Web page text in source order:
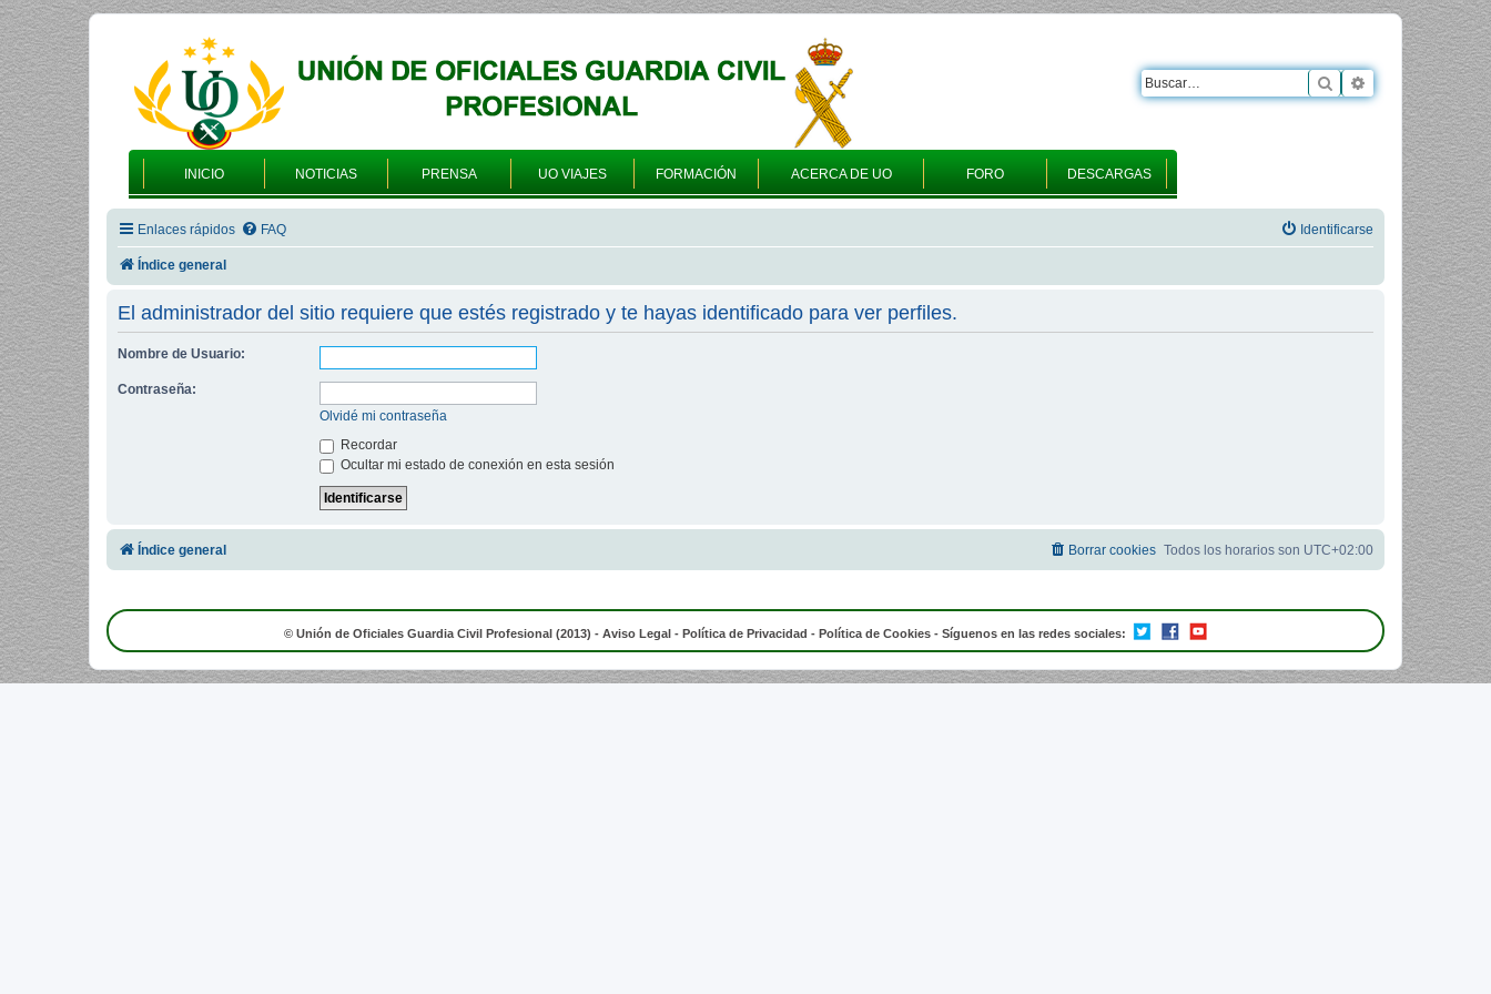
INICIO NOTICIAS PRENSA UO VIAJES FORMACIÓN ACERCA DE UO FORO DESCARGAS
Buscar Búsqueda
Enlaces rápidos FAQ Identificarse
Índice general
El administrador del sitio requiere que estés registrado y te hayas identificado para ver perfiles.
Nombre de Usuario:
Contraseña:
Olvidé mi contraseña
Recordar
Ocultar mi estado de conexión en esta sesión
Índice general Todos los horarios son UTC+02:00
Borrar cookies
© Unión de Oficiales Guardia Civil Profesional (2013) - Aviso Legal - Política de Privacidad - Política de Cookies - Síguenos en las redes sociales: